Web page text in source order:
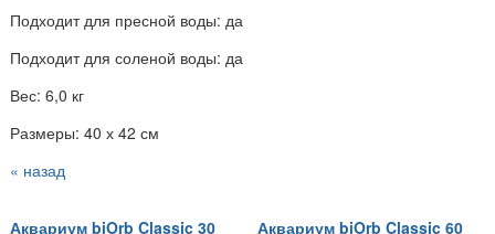
Подходит для пресной воды: да
Подходит для соленой воды: да
Вес: 6,0 кг
Размеры: 40 х 42 см
« назад
Аквариум biOrb Classic 30
Аквариум biOrb Classic 60